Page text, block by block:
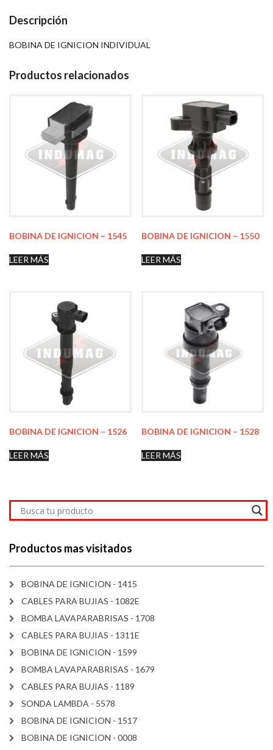
Descripción
BOBINA DE IGNICION INDIVIDUAL
Productos relacionados
BOBINA DE IGNICION – 1545
LEER MÁS
BOBINA DE IGNICION – 1550
LEER MÁS
BOBINA DE IGNICION – 1526
LEER MÁS
BOBINA DE IGNICION – 1528
LEER MÁS
Productos mas visitados
BOBINA DE IGNICION - 1415
CABLES PARA BUJIAS - 1082E
BOMBA LAVAPARABRISAS - 1708
CABLES PARA BUJIAS - 1311E
BOBINA DE IGNICION - 1599
BOMBA LAVAPARABRISAS - 1679
CABLES PARA BUJIAS - 1189
SONDA LAMBDA - 5578
BOBINA DE IGNICION - 1517
BOBINA DE IGNICION - 0008